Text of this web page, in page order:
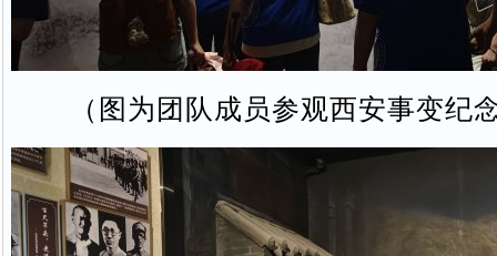
（图为团队成员参观西安事变纪